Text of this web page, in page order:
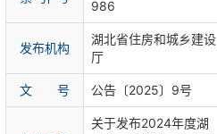
986
发布机构
湖北省住房和城乡建设
厅
文 号 公告〔2025〕9号
关于发布2024年度湖